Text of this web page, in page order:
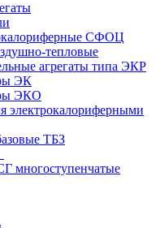
СФОЦ
тепловые
агрегаты типа ЭКР
ЭК
ЭКО
электрокалориферными
ТБЗ